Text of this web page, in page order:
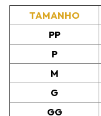
TAMANHO
PP
P
M
G
GG